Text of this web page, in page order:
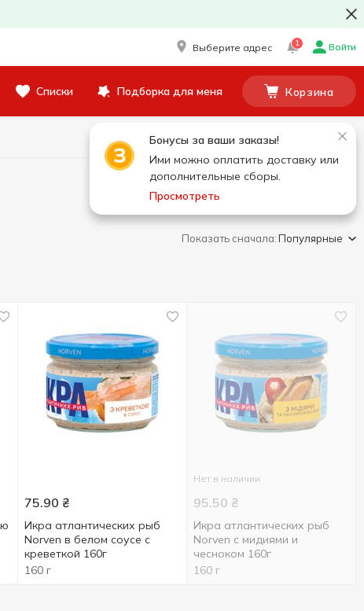
Выберите адрес 1 Войти
Списки Подборка для меня Корзина
Бонусы за ваши заказы!
Ими можно оплатить доставку или
дополнительные сборы.
Просмотреть
Показать сначала:Популярные
75.90 ₴
Икра атлантических рыб
Norven в белом соусе с
креветкой 160г
160 г
Нет в наличии
95.50 ₴
Икра атлантических рыб
Norven с мидиями и
чесноком 160г
160 г